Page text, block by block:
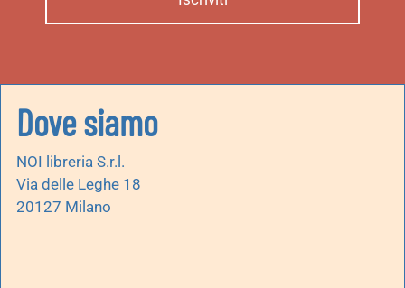
Dove siamo
NOI libreria S.r.l.
Via delle Leghe 18
20127 Milano